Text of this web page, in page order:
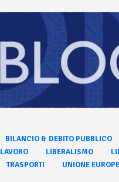
BILANCIO & DEBITO PUBBLICO
LAVORO LIBERALISMO
TRASPORTI UNIONE